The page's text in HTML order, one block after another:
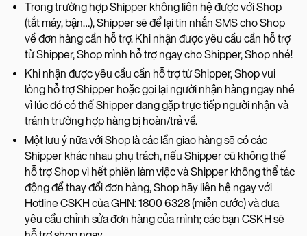
Trong trường hợp Shipper không liên hệ được với Shop
(tắt máy, bận…), Shipper sẽ để lại tin nhắn SMS cho Shop
về đơn hàng cần hỗ trợ. Khi nhận được yêu cầu cần hỗ trợ
từ Shipper, Shop mình hỗ trợ ngay cho Shipper, Shop nhé!
Khi nhận được yêu cầu cần hỗ trợ từ Shipper, Shop vui
lòng hỗ trợ Shipper hoặc gọi lại người nhận hàng ngay nhé
vì lúc đó có thể Shipper đang gặp trực tiếp người nhận và
tránh trường hợp hàng bị hoàn/trả về.
Một lưu ý nữa với Shop là các lần giao hàng sẽ có các
Shipper khác nhau phụ trách, nếu Shipper cũ không thể
hỗ trợ Shop vì hết phiên làm việc và Shipper không thể tác
động để thay đổi đơn hàng, Shop hãy liên hệ ngay với
Hotline CSKH của GHN: 1800 6328 (miễn cước) và đưa
yêu cầu chỉnh sửa đơn hàng của mình; các bạn CSKH sẽ